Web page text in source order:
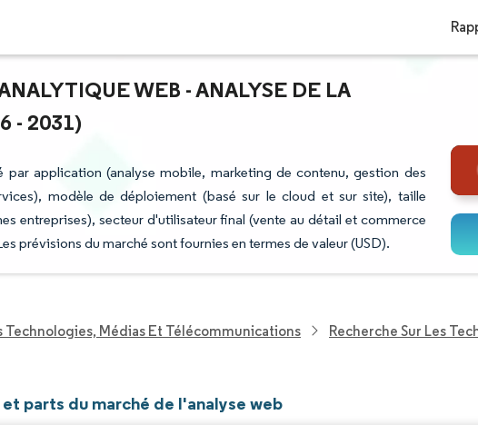
WEB - ANALYSE DE LA
- 2031)
application (analyse mobile, marketing de contenu, gestion des
modèle de déploiement (basé sur le cloud et sur site), taille
entreprises), secteur d'utilisateur final (vente au détail et commerce
prévisions du marché sont fournies en termes de valeur (USD).
Technologies, Médias Et Télécommunications Recherche Sur Les
parts du marché de l'analyse web